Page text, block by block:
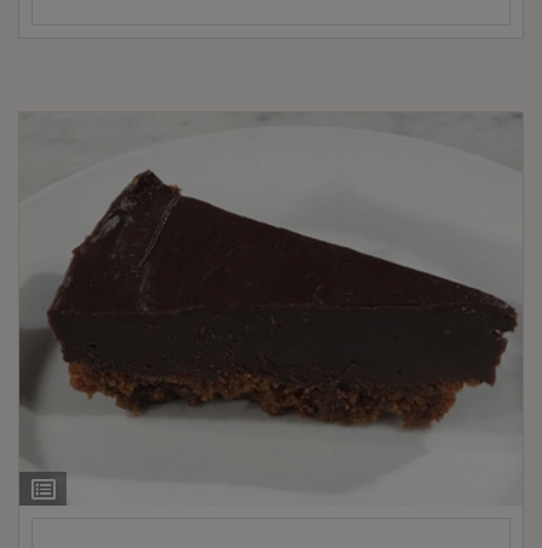
Ingrediëntenlijst